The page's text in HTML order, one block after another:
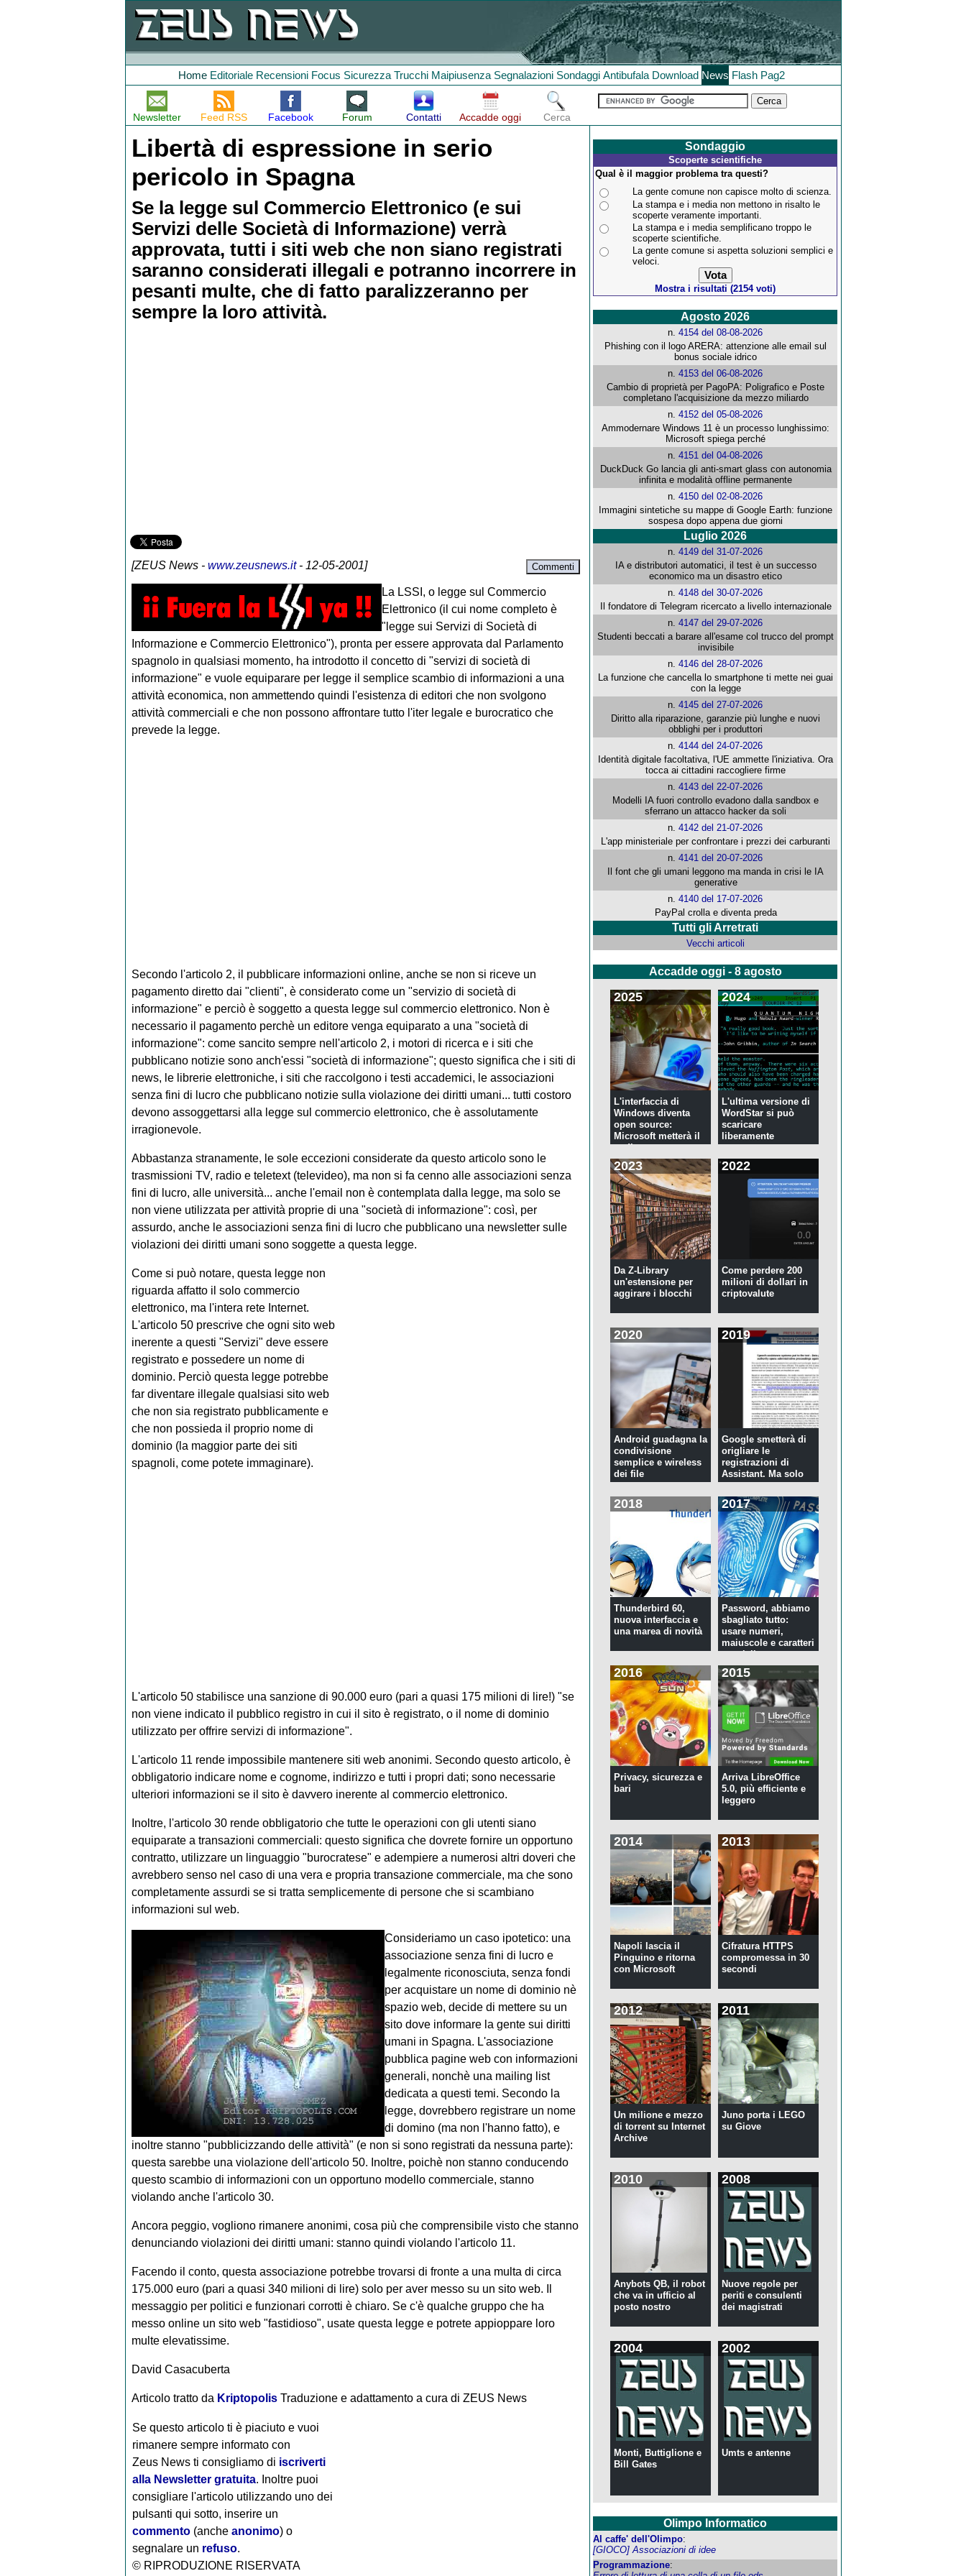
Home Editoriale Recensioni Focus Sicurezza Trucchi Maipiusenza Segnalazioni Sondaggi Antibufala Download News Flash Pag2
Newsletter Feed RSS Facebook Forum Contatti Accadde oggi Cerca
Libertà di espressione in serio
pericolo in Spagna
Se la legge sul Commercio Elettronico (e sui
Servizi delle Società di Informazione) verrà
approvata, tutti i siti web che non siano registrati
saranno considerati illegali e potranno incorrere in
pesanti multe, che di fatto paralizzeranno per
sempre la loro attività.
[ZEUS News- www.zeusnews.it- 12-05-2001] Commenti
La LSSI, o legge sul Commercio
Elettronico (il cui nome completo è
"legge sui Servizi di Società di
Informazione e Commercio Elettronico"), pronta per essere approvata dal Parlamento
spagnolo in qualsiasi momento, ha introdotto il concetto di "servizi di società di
informazione" e vuole equiparare per legge il semplice scambio di informazioni a una
attività economica, non ammettendo quindi l'esistenza di editori che non svolgono
attività commerciali e che non possono affrontare tutto l'iter legale e burocratico che
prevede la legge.
Secondo l'articolo 2, il pubblicare informazioni online, anche se non si riceve un
pagamento diretto dai "clienti", è considerato come un "servizio di società di
informazione" e perciò è soggetto a questa legge sul commercio elettronico. Non è
necessario il pagamento perchè un editore venga equiparato a una "società di
informazione": come sancito sempre nell'articolo 2, i motori di ricerca e i siti che
pubblicano notizie sono anch'essi "società di informazione"; questo significa che i siti di
news, le librerie elettroniche, i siti che raccolgono i testi accademici, le associazioni
senza fini di lucro che pubblicano notizie sulla violazione dei diritti umani... tutti costoro
devono assoggettarsi alla legge sul commercio elettronico, che è assolutamente
irragionevole.
Abbastanza stranamente, le sole eccezioni considerate da questo articolo sono le
trasmissioni TV, radio e teletext (televideo), ma non si fa cenno alle associazioni senza
fini di lucro, alle università... anche l'email non è contemplata dalla legge, ma solo se
non viene utilizzata per attività proprie di una "società di informazione": così, per
assurdo, anche le associazioni senza fini di lucro che pubblicano una newsletter sulle
violazioni dei diritti umani sono soggette a questa legge.
Come si può notare, questa legge non
riguarda affatto il solo commercio
elettronico, ma l'intera rete Internet.
L'articolo 50 prescrive che ogni sito web
inerente a questi "Servizi" deve essere
registrato e possedere un nome di
dominio. Perciò questa legge potrebbe
far diventare illegale qualsiasi sito web
che non sia registrato pubblicamente e
che non possieda il proprio nome di
dominio (la maggior parte dei siti
spagnoli, come potete immaginare).
L'articolo 50 stabilisce una sanzione di 90.000 euro (pari a quasi 175 milioni di lire!) "se
non viene indicato il pubblico registro in cui il sito è registrato, o il nome di dominio
utilizzato per offrire servizi di informazione".
L'articolo 11 rende impossibile mantenere siti web anonimi. Secondo questo articolo, è
obbligatorio indicare nome e cognome, indirizzo e tutti i propri dati; sono necessarie
ulteriori informazioni se il sito è davvero inerente al commercio elettronico.
Inoltre, l'articolo 30 rende obbligatorio che tutte le operazioni con gli utenti siano
equiparate a transazioni commerciali: questo significa che dovrete fornire un opportuno
contratto, utilizzare un linguaggio "burocratese" e adempiere a numerosi altri doveri che
avrebbero senso nel caso di una vera e propria transazione commerciale, ma che sono
completamente assurdi se si tratta semplicemente di persone che si scambiano
informazioni sul web.
Consideriamo un caso ipotetico: una
associazione senza fini di lucro e
legalmente riconosciuta, senza fondi
per acquistare un nome di dominio nè
spazio web, decide di mettere su un
sito dove informare la gente sui diritti
umani in Spagna. L'associazione
pubblica pagine web con informazioni
generali, nonchè una mailing list
dedicata a questi temi. Secondo la
legge, dovrebbero registrare un nome
di domino (ma non l'hanno fatto), e
inoltre stanno "pubblicizzando delle attività" (e non si sono registrati da nessuna parte):
questa sarebbe una violazione dell'articolo 50. Inoltre, poichè non stanno conducendo
questo scambio di informazioni con un opportuno modello commerciale, stanno
violando anche l'articolo 30.
Ancora peggio, vogliono rimanere anonimi, cosa più che comprensibile visto che stanno
denunciando violazioni dei diritti umani: stanno quindi violando l'articolo 11.
Facendo il conto, questa associazione potrebbe trovarsi di fronte a una multa di circa
175.000 euro (pari a quasi 340 milioni di lire) solo per aver messo su un sito web. Il
messaggio per politici e funzionari corrotti è chiaro. Se c'è qualche gruppo che ha
messo online un sito web "fastidioso", usate questa legge e potrete appioppare loro
multe elevatissime.
David Casacuberta
Articolo tratto da KriptopolisTraduzione e adattamento a cura di ZEUS News
Se questo articolo ti è piaciuto e vuoi
rimanere sempre informato con
Zeus News ti consigliamo di iscriverti
alla Newsletter gratuita. Inoltre puoi
consigliare l'articolo utilizzando uno dei
pulsanti qui sotto, inserire un
commento(anche anonimo) o
segnalare un refuso.
© RIPRODUZIONE RISERVATA
Sondaggio
Scoperte scientifiche
Qual è il maggior problema tra questi?
La gente comune non capisce molto di scienza.
La stampa e i media non mettono in risalto le
scoperte veramente importanti.
La stampa e i media semplificano troppo le
scoperte scientifiche.
La gente comune si aspetta soluzioni semplici e
veloci.
Mostra i risultati (2154 voti)
Agosto 2026
n.4154 del 08-08-2026
Phishing con il logo ARERA: attenzione alle email sul
bonus sociale idrico
n.4153 del 06-08-2026
Cambio di proprietà per PagoPA: Poligrafico e Poste
completano l'acquisizione da mezzo miliardo
n.4152 del 05-08-2026
Ammodernare Windows 11 è un processo lunghissimo:
Microsoft spiega perché
n.4151 del 04-08-2026
DuckDuck Go lancia gli anti-smart glass con autonomia
infinita e modalità offline permanente
n.4150 del 02-08-2026
Immagini sintetiche su mappe di Google Earth: funzione
sospesa dopo appena due giorni
Luglio 2026
n.4149 del 31-07-2026
IA e distributori automatici, il test è un successo
economico ma un disastro etico
n.4148 del 30-07-2026
Il fondatore di Telegram ricercato a livello internazionale
n.4147 del 29-07-2026
Studenti beccati a barare all'esame col trucco del prompt
invisibile
n.4146 del 28-07-2026
La funzione che cancella lo smartphone ti mette nei guai
con la legge
n.4145 del 27-07-2026
Diritto alla riparazione, garanzie più lunghe e nuovi
obblighi per i produttori
n.4144 del 24-07-2026
Identità digitale facoltativa, l'UE ammette l'iniziativa. Ora
tocca ai cittadini raccogliere firme
n.4143 del 22-07-2026
Modelli IA fuori controllo evadono dalla sandbox e
sferrano un attacco hacker da soli
n.4142 del 21-07-2026
L'app ministeriale per confrontare i prezzi dei carburanti
n.4141 del 20-07-2026
Il font che gli umani leggono ma manda in crisi le IA
generative
n.4140 del 17-07-2026
PayPal crolla e diventa preda
Tutti gli Arretrati
Vecchi articoli
Accadde oggi - 8 agosto
2025
L'interfaccia di
Windows diventa
open source:
Microsoft metterà il
codi...
2024
L'ultima versione di
WordStar si può
scaricare
liberamente
2023
Da Z-Library
un'estensione per
aggirare i blocchi
2022
Come perdere 200
milioni di dollari in
criptovalute
2020
Android guadagna la
condivisione
semplice e wireless
dei file
2019
Google smetterà di
origliare le
registrazioni di
Assistant. Ma solo
per tre...
2018
Thunderbird 60,
nuova interfaccia e
una marea di novità
2017
Password, abbiamo
sbagliato tutto:
usare numeri,
maiuscole e caratteri
speciali ...
2016
Privacy, sicurezza e
bari
2015
Arriva LibreOffice
5.0, più efficiente e
leggero
2014
Napoli lascia il
Pinguino e ritorna
con Microsoft
2013
Cifratura HTTPS
compromessa in 30
secondi
2012
Un milione e mezzo
di torrent su Internet
Archive
2011
Juno porta i LEGO
su Giove
2010
Anybots QB, il robot
che va in ufficio al
posto nostro
2008
Nuove regole per
periti e consulenti
dei magistrati
2004
Monti, Buttiglione e
Bill Gates
2002
Umts e antenne
Olimpo Informatico
Al caffe' dell'Olimpo:
[GIOCO] Associazioni di idee
Programmazione: